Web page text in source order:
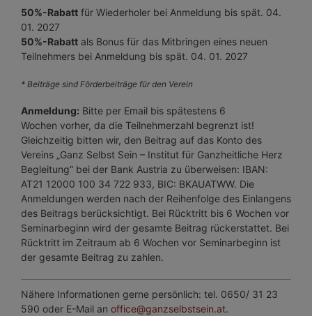
50%-Rabatt für Wiederholer bei Anmeldung bis spät. 04.
01. 2027
50%-Rabatt als Bonus für das Mitbringen eines neuen
Teilnehmers bei Anmeldung bis spät. 04. 01. 2027
* Beiträge sind Förderbeiträge für den Verein
Anmeldung: Bitte per Email bis spätestens 6
Wochen vorher, da die Teilnehmerzahl begrenzt ist!
Gleichzeitig bitten wir, den Beitrag auf das Konto des
Vereins „Ganz Selbst Sein – Institut für Ganzheitliche Herz
Begleitung“ bei der Bank Austria zu überweisen: IBAN:
AT21 12000 100 34 722 933, BIC: BKAUATWW. Die
Anmeldungen werden nach der Reihenfolge des Einlangens
des Beitrags berücksichtigt. Bei Rücktritt bis 6 Wochen vor
Seminarbeginn wird der gesamte Beitrag rückerstattet. Bei
Rücktritt im Zeitraum ab 6 Wochen vor Seminarbeginn ist
der gesamte Beitrag zu zahlen.
Nähere Informationen gerne persönlich: tel. 0650/ 31 23
590 oder E-Mail an office@ganzselbstsein.at.